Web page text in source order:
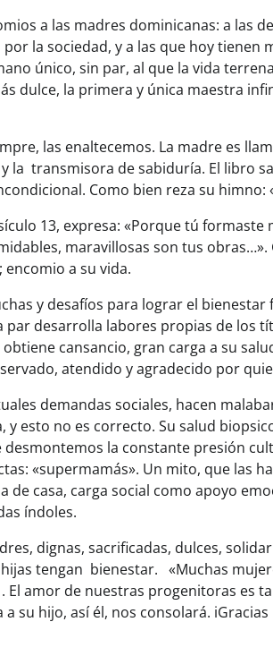
a las madres dominicanas: a las
la sociedad, y a las que hoy
único, sin par, al que la vida
dulce, la primera y única maestra
las enaltecemos. La madre es
la transmisora de sabiduría. El libro
Como bien reza su himno:
13, expresa: «Porque tú
maravillosas son tus
a su vida.
y desafíos para lograr el
par desarrolla labores propias de los
cansancio, gran carga a su
atendido y agradecido por
demandas sociales, hacen
y esto no es correcto. Su salud
desmontemos la constante presión
«supermamás». Un mito, que las
de casa, carga social como apoyo
índoles.
dignas, sacrificadas, dulces,
tengan bienestar. «Muchas
El amor de nuestras progenitoras es
su hijo, así él, nos consolará.